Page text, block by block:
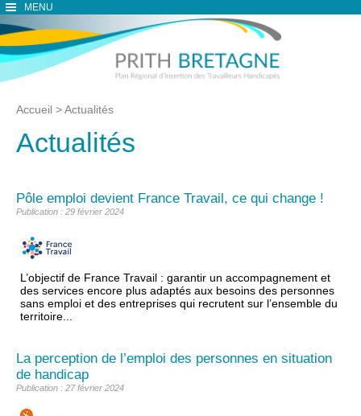
MENU
Accueil >Actualités
Actualités
Pôle emploi devient France Travail, ce qui change !
Publication : 29 février 2024
L’objectif de France Travail : garantir un accompagnement et
des services encore plus adaptés aux besoins des personnes
sans emploi et des entreprises qui recrutent sur l’ensemble du
territoire...
La perception de l’emploi des personnes en situation
de handicap
Publication : 27 février 2024